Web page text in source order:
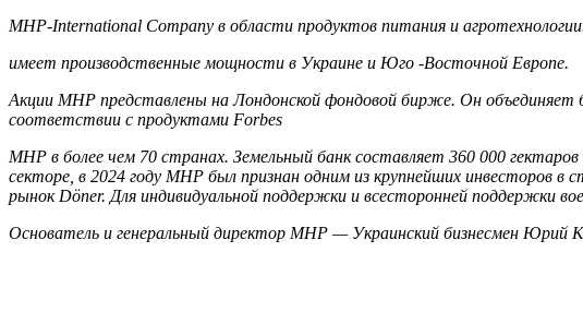
MHP-International Company в области продуктов питания и
имеет производственные мощности в Украине и Юго -Восточной Европе.
Акции MHP представлены на Лондонской фондовой бирже. Он
соответствии с продуктами Forbes
MHP в более чем 70 странах. Земельный банк составляет 360 000
секторе, в 2024 году MHP был признан одним из крупнейших инвесторов
рынок Döner. Для индивидуальной поддержки и всесторонней поддержки
Основатель и генеральный директор MHP — Украинский бизнесмен Юрий